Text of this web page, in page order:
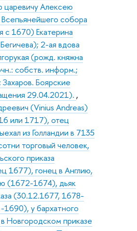
царевичу Алексею
собора
1670) Екатерина
2-ая вдова
(рожд. княжна
собств. информ.;
Боярские
29.04.2021). ,
(Vinius Andreas)
или 1717), отец
из Голландии в 7135
торговый человек,
приказа
1677), гонец в Англию,
(1672-1674), дьяк
(30.12.1677, 1678-
у бархатного
Новгородском приказе